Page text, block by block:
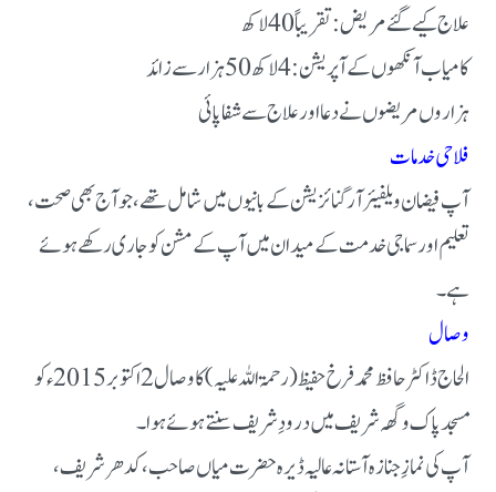
علاج کیے گئے مریض: تقریباً 40 لاکھ
کامیاب آنکھوں کے آپریشن: 4 لاکھ 50 ہزار سے زائد
ہزاروں مریضوں نے دعا اور علاج سے شفا پائی
فلاحی خدمات
آپ فیضان ویلفیئر آرگنائزیشن کے بانیوں میں شامل تھے، جو آج بھی صحت،
تعلیم اور سماجی خدمت کے میدان میں آپ کے مشن کو جاری رکھے ہوئے
ہے۔
وصال
الحاج ڈاکٹر حافظ محمد فرخ حفیظ (رحمۃ اللہ علیہ) کا وصال 2 اکتوبر 2015ء کو
مسجد پاک وگھہ شریف میں درودِ شریف سنتے ہوئے ہوا۔
آپ کی نمازِ جنازہ آستانہ عالیہ ڈیرہ حضرت میاں صاحب، کدھر شریف،